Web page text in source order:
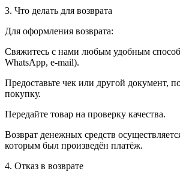
3. Что делать для возврата
Для оформления возврата:
Свяжитесь с нами любым удобным
WhatsApp, e-mail).
Предоставьте чек или другой документ,
покупку.
Передайте товар на проверку качества.
Возврат денежных средств
которым был произведён платёж.
4. Отказ в возврате